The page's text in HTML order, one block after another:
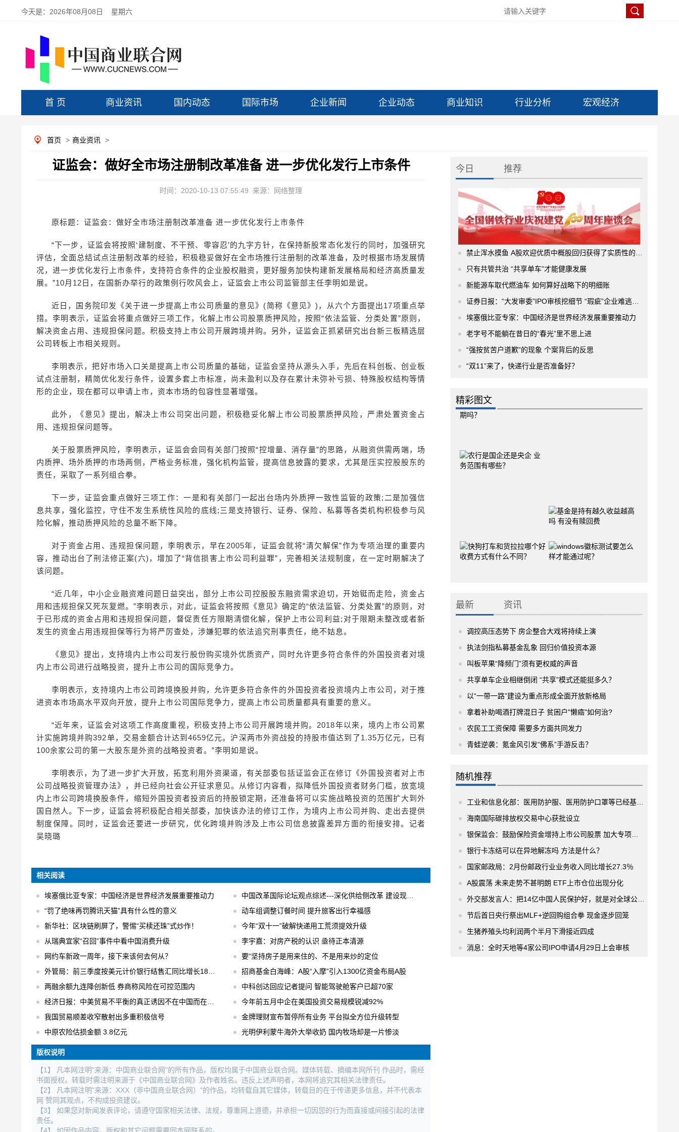
今天是： 2026年08月08日 星期六
首 页 商业资讯 国内动态 国际市场 企业新闻 企业动态 商业知识 行业分析 宏观经济
首页 > 商业资讯 >
证监会：做好全市场注册制改革准备 进一步优化发行上市条件
时间：2020-10-13 07:55:49 来源：网络整理
原标题：证监会：做好全市场注册制改革准备 进一步优化发行上市条件
“下一步，证监会将按照‘建制度、不干预、零容忍’的九字方针，在保持新股常态化发行的同时，加强研究
评估，全面总结试点注册制改革的经验，积极稳妥做好在全市场推行注册制的改革准备，及时根据市场发展情
况，进一步优化发行上市条件，支持符合条件的企业股权融资，更好服务加快构建新发展格局和经济高质量发
展。”10月12日，在国新办举行的政策例行吹风会上，证监会上市公司监管部主任李明如是说。
近日，国务院印发《关于进一步提高上市公司质量的意见》(简称《意见》)，从六个方面提出17项重点举
措。李明表示，证监会将重点做好三项工作，化解上市公司股票质押风险，按照“依法监管、分类处置”原则，
解决资金占用、违规担保问题。积极支持上市公司开展跨境并购。另外，证监会正抓紧研究出台新三板精选层
公司转板上市相关规则。
李明表示，把好市场入口关是提高上市公司质量的基础，证监会坚持从源头入手，先后在科创板、创业板
试点注册制，精简优化发行条件，设置多套上市标准，尚未盈利以及存在累计未弥补亏损、特殊股权结构等情
形的企业，现在都可以申请上市，资本市场的包容性显著增强。
此外，《意见》提出，解决上市公司突出问题，积极稳妥化解上市公司股票质押风险，严肃处置资金占
用、违规担保问题等。
关于股票质押风险，李明表示，证监会会同有关部门按照“控增量、消存量”的思路，从融资供需两端，场
内质押、场外质押的市场两侧，严格业务标准，强化机构监管，提高信息披露的要求，尤其是压实控股股东的
责任，采取了一系列组合拳。
下一步，证监会重点做好三项工作：一是和有关部门一起出台场内外质押一致性监管的政策;二是加强信
息共享，强化监控，守住不发生系统性风险的底线;三是支持银行、证券、保险、私募等各类机构积极参与风
险化解，推动质押风险的总量不断下降。
对于资金占用、违规担保问题，李明表示，早在2005年，证监会就将“清欠解保”作为专项治理的重要内
容，推动出台了刑法修正案(六)，增加了“背信损害上市公司利益罪”，完善相关法规制度，在一定时期解决了
该问题。
“近几年，中小企业融资难问题日益突出，部分上市公司控股股东融资需求迫切，开始铤而走险，资金占
用和违规担保又死灰复燃。”李明表示，对此，证监会将按照《意见》确定的“依法监管、分类处置”的原则，对
于已形成的资金占用和违规担保问题，督促责任方限期清偿化解，保护上市公司利益;对于限期未整改或者新
发生的资金占用违规担保等行为将严厉查处，涉嫌犯罪的依法追究刑事责任，绝不姑息。
《意见》提出，支持境内上市公司发行股份购买境外优质资产，同时允许更多符合条件的外国投资者对境
内上市公司进行战略投资，提升上市公司的国际竞争力。
李明表示，支持境内上市公司跨境换股并购，允许更多符合条件的外国投资者投资境内上市公司，对于推
进资本市场高水平双向开放，提升上市公司国际竞争力，提高上市公司质量都具有重要的意义。
“近年来，证监会对这项工作高度重视，积极支持上市公司开展跨境并购。2018年以来，境内上市公司累
计实施跨境并购392单，交易金额合计达到4659亿元。沪深两市外资战投的持股市值达到了1.35万亿元，已有
100余家公司的第一大股东是外资的战略投资者。”李明如是说。
李明表示，为了进一步扩大开放，拓宽利用外资渠道，有关部委包括证监会正在修订《外国投资者对上市
公司战略投资管理办法》，并已经向社会公开征求意见。从修订内容看，拟降低外国投资者财务门槛，放宽境
内上市公司跨境换股条件，缩短外国投资者投资后的持股锁定期，还准备将可以实施战略投资的范围扩大到外
国自然人。下一步，证监会将积极配合相关部委，加快该办法的修订工作，为境内上市公司并购、走出去提供
制度保障。同时，证监会还要进一步研究，优化跨境并购涉及上市公司信息披露差异方面的衔接安排。记者
吴晓璐
相关阅读
埃塞俄比亚专家：中国经济是世界经济发展重要推动力
中国改革国际论坛观点综述---深化供给侧改革 建设现代化经济体系
“罚了绝味再罚腾讯天猫”具有什么性的意义
动车组调整订餐时间 提升旅客出行幸福感
新华社：区块链刷屏了，警惕“买椟还珠”式炒作！
今年“双十一”破解快递用工荒须提效升级
从瑞典宜家“召回”事件中看中国消费升级
李宇嘉：对房产税的认识 亟待正本清源
网约车新政一周年，接下来该何去何从？
要“坚持房子是用来住的、不是用来炒的定位
外管局：前三季度按美元计价银行结售汇同比增长18% 结售汇逆差下降75%
招商基金白海峰：A股“入摩”引入1300亿资金布局A股
两融余额九连降创新低 券商称风险在可控范围内
中科创达回应记者提问 智能驾驶舱客户已超70家
经济日报：中美贸易不平衡的真正诱因不在中国而在美国
今年前五月中企在美国投资交易规模锐减92%
我国贸易顺差收窄散射出多重积极信号
金牌理财宣布暂停所有业务 平台拟全方位升级转型
中原农险估损金额 3.8亿元
光明伊利蒙牛海外大举收奶 国内牧场却是一片惨淡
版权说明
【1】 凡本网注明"来源：中国商业联合网"的所有作品，版权均属于中国商业联合网。媒体转载、摘编本网所刊 作品时，需经
书面授权。转载时需注明来源于《中国商业联合网》及作者姓名。违反上述声明者，本网将追究其相关法律责任。
【2】 凡本网注明"来源：XXX（非中国商业联合网）"的作品，均转载自其它媒体，转载目的在于传递更多信息，并不代表本
网 赞同其观点，不构成投资建议。
【3】 如果您对新闻发表评论，请遵守国家相关法律、法规，尊重网上道德，并承担一切因您的行为而直接或间接引起的法律
责任。
今日 推荐
禁止浑水摸鱼 A股欢迎优质中概股回归获得了实质性的进展
只有共管共治 “共享单车”才能健康发展
新能源车取代燃油车 如何算好战略下的明细账
证券日报：“大发审委”IPO审核挖细节 “瑕疵”企业难逃法眼
埃塞俄比亚专家：中国经济是世界经济发展重要推动力
老字号不能躺在昔日的“春光”里不思上进
“强按贫苦户道歉”的现象 个案背后的反思
“双11”来了，快递行业是否准备好？
精彩图文
最新 资讯
调控高压态势下 房企整合大戏将持续上演
执法剑指私募基金乱象 回归价值投资本源
叫板苹果“降频门”须有更权威的声音
共享单车企业相继倒闭 “共享”模式还能挺多久？
以“一带一路”建设为重点形成全面开放新格局
拿着补助喝酒打牌混日子 贫困户"懒癌"如何治?
农民工工资保障 需要多方面共同发力
青蛙逆袭：氪金风引发“佛系”手游反击？
随机推荐
工业和信息化部：医用防护服、医用防护口罩等已经基本可以满足国内需求
海南国际碳排放权交易中心获批设立
银保监会：鼓励保险资金增持上市公司股票 加大专项产品落地力度
银行卡冻结可以在异地解冻吗 方法是什么？
国家邮政局：2月份邮政行业业务收入同比增长27.3％
A股震荡 未来走势不甚明朗 ETF上市仓位出现分化
外交部发言人：把14亿中国人民保护好，就是对全球公共卫生安全的巨大贡献
节后首日央行祭出MLF+逆回购组合拳 现金逐步回笼
生猪养殖头均利润两个半月下滑接近四成
消息：全时天地等4家公司IPO申请4月29日上会审核